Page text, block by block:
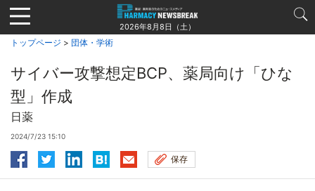
Jump
to
navigation
2026年8月8日（土）
トップページ > 団体・学術
サイバー攻撃想定BCP、薬局向け「ひな
型」作成
日薬
2024/7/23 15:10
保存